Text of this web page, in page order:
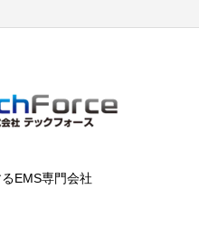
EMS専門会社